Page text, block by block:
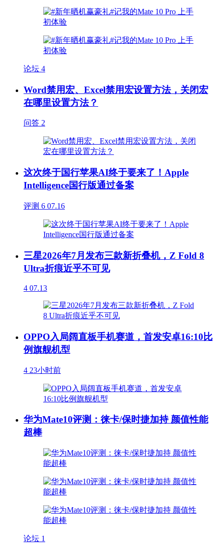
论坛 4
Word禁用宏、Excel禁用宏设置方法，关闭宏
在哪里设置方法？
问答 2
这次终于国行苹果AI终于要来了！Apple
Intelligence国行版通过备案
评测 6 07.16
三星2026年7月发布三款新折叠机，Z Fold 8
Ultra折痕近乎不可见
4 07.13
OPPO入局阔直板手机赛道，首发安卓16:10比
例旗舰机型
4 23小时前
华为Mate10评测：徕卡/保时捷加持 颜值性能
超棒
论坛 1